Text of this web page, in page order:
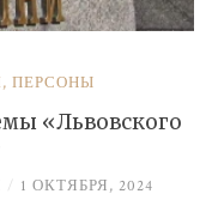
, ПЕРСОНЫ
«Львовского
/ 1 ОКТЯБРЯ, 2024